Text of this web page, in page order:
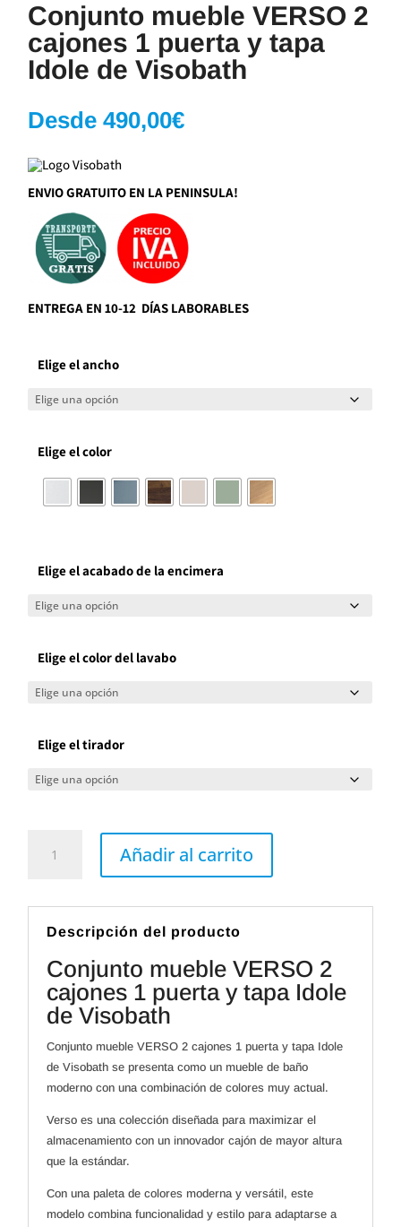
Conjunto mueble VERSO 2
cajones 1 puerta y tapa
Idole de Visobath
Desde 490,00€
ENVIO GRATUITO EN LA PENINSULA!
ENTREGA EN 10-12 DÍAS LABORABLES
Elige el ancho
Elige el color
Elige el acabado de la encimera
Elige el color del lavabo
Elige el tirador
mueble
VERSO
1
Idole
Visobath
cantidad
Añadir al carrito
Descripción del producto
Conjunto mueble VERSO 2
cajones 1 puerta y tapa Idole
de Visobath
Conjunto mueble VERSO 2 cajones 1 puerta y tapa Idole
de Visobath se presenta como un mueble de baño
moderno con una combinación de colores muy actual.
Verso es una colección diseñada para maximizar el
almacenamiento con un innovador cajón de mayor altura
que la estándar.
Con una paleta de colores moderna y versátil, este
modelo combina funcionalidad y estilo para adaptarse a